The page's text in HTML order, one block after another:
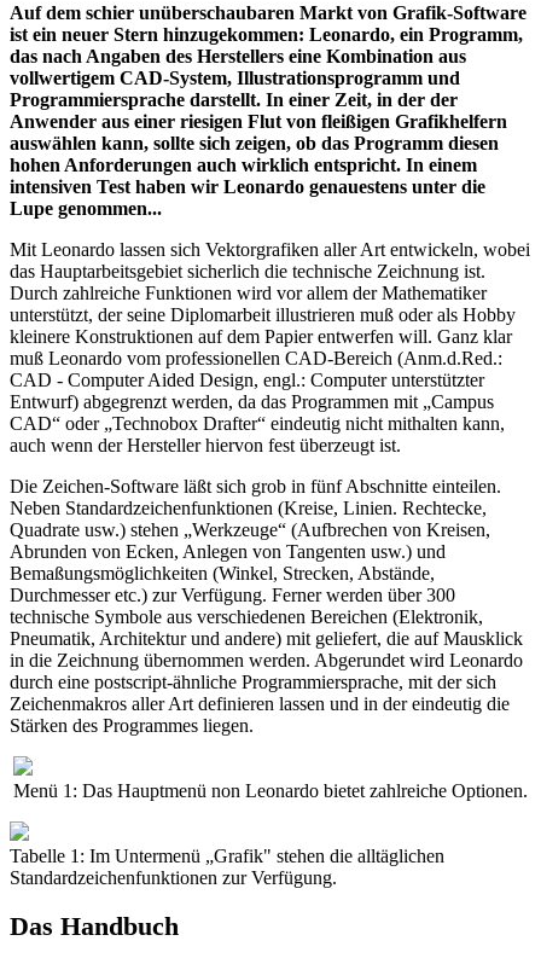
Auf dem schier unüberschaubaren Markt von Grafik-Software
ist ein neuer Stern hinzugekommen: Leonardo, ein Programm,
das nach Angaben des Herstellers eine Kombination aus
vollwertigem CAD-System, Illustrationsprogramm und
Programmiersprache darstellt. In einer Zeit, in der der
Anwender aus einer riesigen Flut von fleißigen Grafikhelfern
auswählen kann, sollte sich zeigen, ob das Programm diesen
hohen Anforderungen auch wirklich entspricht. In einem
intensiven Test haben wir Leonardo genauestens unter die
Lupe genommen...
Mit Leonardo lassen sich Vektorgrafiken aller Art entwickeln, wobei
das Hauptarbeitsgebiet sicherlich die technische Zeichnung ist.
Durch zahlreiche Funktionen wird vor allem der Mathematiker
unterstützt, der seine Diplomarbeit illustrieren muß oder als Hobby
kleinere Konstruktionen auf dem Papier entwerfen will. Ganz klar
muß Leonardo vom professionellen CAD-Bereich (Anm.d.Red.:
CAD - Computer Aided Design, engl.: Computer unterstützter
Entwurf) abgegrenzt werden, da das Programmen mit „Campus
CAD“ oder „Technobox Drafter“ eindeutig nicht mithalten kann,
auch wenn der Hersteller hiervon fest überzeugt ist.
Die Zeichen-Software läßt sich grob in fünf Abschnitte einteilen.
Neben Standardzeichenfunktionen (Kreise, Linien. Rechtecke,
Quadrate usw.) stehen „Werkzeuge“ (Aufbrechen von Kreisen,
Abrunden von Ecken, Anlegen von Tangenten usw.) und
Bemaßungsmöglichkeiten (Winkel, Strecken, Abstände,
Durchmesser etc.) zur Verfügung. Ferner werden über 300
technische Symbole aus verschiedenen Bereichen (Elektronik,
Pneumatik, Architektur und andere) mit geliefert, die auf Mausklick
in die Zeichnung übernommen werden. Abgerundet wird Leonardo
durch eine postscript-ähnliche Programmiersprache, mit der sich
Zeichenmakros aller Art definieren lassen und in der eindeutig die
Stärken des Programmes liegen.
Menü 1: Das Hauptmenü non Leonardo bietet zahlreiche Optionen.
Tabelle 1: Im Untermenü „Grafik" stehen die alltäglichen
Standardzeichenfunktionen zur Verfügung.
Das Handbuch